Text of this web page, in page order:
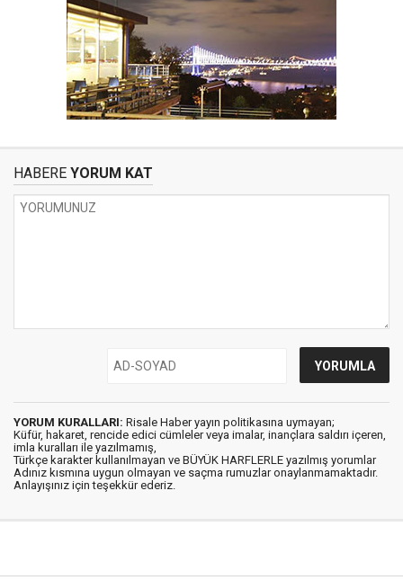
HABERE YORUM KAT
YORUM KURALLARI: Risale Haber yayın politikasına uymayan;
Küfür, hakaret, rencide edici cümleler veya imalar, inançlara saldırı içeren,
imla kuralları ile yazılmamış,
Türkçe karakter kullanılmayan ve BÜYÜK HARFLERLE yazılmış yorumlar
Adınız kısmına uygun olmayan ve saçma rumuzlar onaylanmamaktadır.
Anlayışınız için teşekkür ederiz.